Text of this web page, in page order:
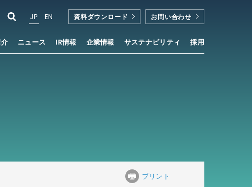
ニュース IR情報 企業情報 サステナビリティ 採用
JP EN 資料ダウンロード お問い合わせ
プリント